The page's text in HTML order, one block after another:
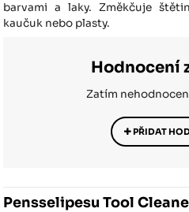
barvami a laky. Změkčuje
kaučuk nebo plasty.
Hodnocení
Zatím
PŘIDAT
Pensselipesu Tool